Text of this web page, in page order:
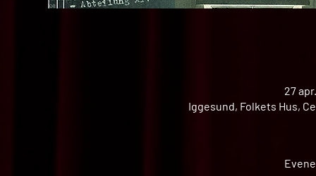
27
Iggesund, Folkets Hus,